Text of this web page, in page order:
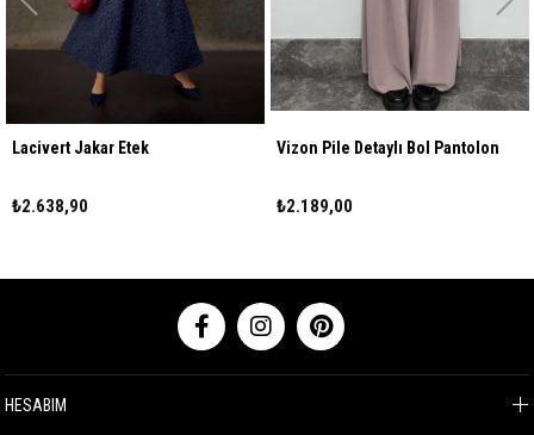
Jakar Etek Vizon Pile Detaylı Bol Pantolon
₺2.189,00
HESABIM